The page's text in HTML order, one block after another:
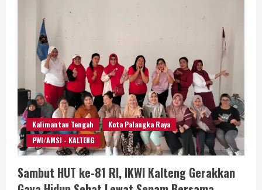
Kalimantan Tengah
Kota Palangka Raya
PWI/AMSI - KALTENG
Sambut HUT ke-81 RI, IKWI Kalteng Gerakkan